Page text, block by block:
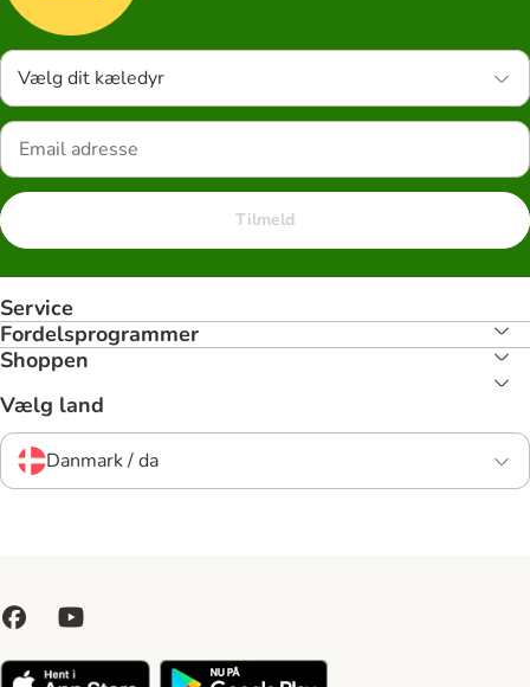
Vælg dit kæledyr
Tilmeld
Service
Fordelsprogrammer
Shoppen
Vælg land
Danmark / da